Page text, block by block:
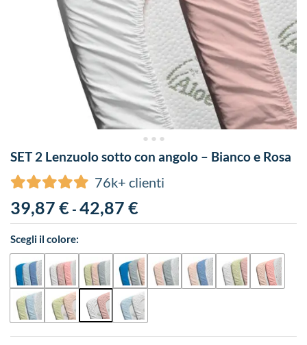
SET 2 Lenzuolo sotto con angolo – Bianco e Rosa
76k+ clienti
39,87 € - 42,87 €
Scegli il colore: